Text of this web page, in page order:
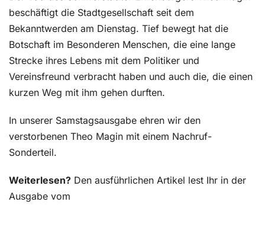
beschäftigt die Stadtgesellschaft seit dem
Bekanntwerden am Dienstag. Tief bewegt hat die
Botschaft im Besonderen Menschen, die eine lange
Strecke ihres Lebens mit dem Politiker und
Vereinsfreund verbracht haben und auch die, die einen
kurzen Weg mit ihm gehen durften.
In unserer Samstagsausgabe ehren wir den
verstorbenen Theo Magin mit einem Nachruf-
Sonderteil.
Weiterlesen? Den ausführlichen Artikel lest Ihr in der
Ausgabe vom